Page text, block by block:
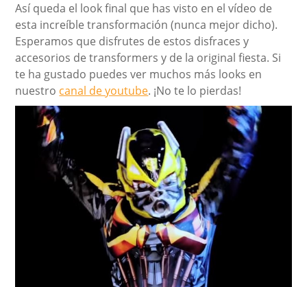
Así queda el look final que has visto en el vídeo de
esta increíble transformación (nunca mejor dicho).
Esperamos que disfrutes de estos disfraces y
accesorios de transformers y de la original fiesta. Si
te ha gustado puedes ver muchos más looks en
nuestro canal de youtube. ¡No te lo pierdas!